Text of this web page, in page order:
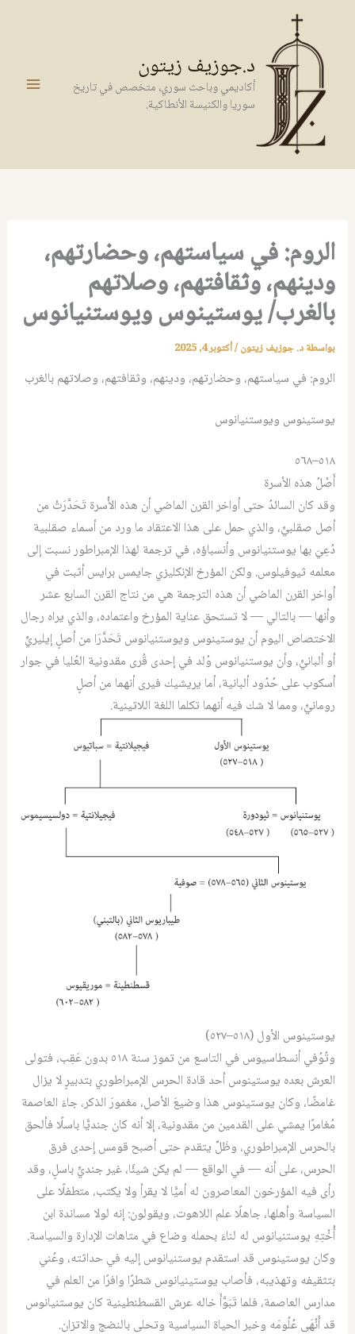
المحتوى
د.جوزيف زيتون
أكاديمي وباحث سوري، متخصص في تاريخ
سوريا والكنيسة الأنطاكية.
الروم: في سياستهم، وحضارتهم،
ودينهم، وثقافتهم، وصلاتهم
بالغرب/ يوستينوس ويوستنيانوس
بواسطةد. جوزيف زيتون/أكتوبر 4, 2025
الروم: في سياستهم، وحضارتهم، ودينهم، وثقافتهم، وصلاتهم بالغرب
يوستينوس ويوستنيانوس
٥١٨–٥٦٨
أَصْلُ هذه الأسرة
وقد كان السائدُ حتى أواخر القرن الماضي أن هذه الأُسرة تَحَدَّرَتْ من
أصل صقلبيٍّ، والذي حمل على هذا الاعتقاد ما ورد من أسماء صقلبية
دُعِيَ بها يوستنيانوس وأنسباؤه، في ترجمة لهذا الإمبراطور نسبت إلى
معلمه ثيوفيلوس. ولكن المؤرخ الإنكليزي جايمس برايس أثبت في
أواخر القرن الماضي أن هذه الترجمة هي من نتاج القرن السابع عشر
وأنها — بالتالي — لا تستحق عناية المؤرخ واعتماده، والذي يراه رجال
الاختصاص اليوم أن يوستينوس ويوستنيانوس تَحَدَّرَا من أصلٍ إيليريٍّ
أو ألبانيٍّ، وأن يوستنيانوس وُلد في إحدى قُرى مقدونية العُليا في جوار
أسكوب على حُدُود ألبانية، أما يريشيك فيرى أنهما من أصلٍ
رومانيٍّ، ومما لا شك فيه أنهما تكلما اللغة اللاتينية.
يوستينوس الأول (٥١٨–٥٢٧)
وتُوُفي أنسطاسيوس في التاسع من تموز سنة ٥١٨ بدون عَقِب، فتولى
العرش بعده يوستينوس أحد قادة الحرس الإمبراطوريبتدبيرٍ لا يزال
غامضًا، وكان يوستينوس هذا وضيعَ الأصل، مغمورَ الذكر، جاءَ العاصمة
مُغامرًا يمشي على القدمين من مقدونية، إلا أنه كان جنديًّا باسلًا فألحق
بالحرس الإمبراطوري، وظَلَّ يتقدم حتى أصبح قومس إحدى فرق
الحرس، على أنه — في الواقع — لم يكن شيئًا، غير جنديٍّ باسلٍ، وقد
رأى فيه المؤرخون المعاصرون له أميًّا لا يقرأ ولا يكتب، متطفلًا على
السياسة وأهلها، جاهلًا علم اللاهوت، ويقولون: إنه لولا مساندة ابن
أُخْتِهِ يوستنيانوس له لناءَ بحمله وضاع في متاهات الإدارة والسياسة.
وكان يوستينوس قد استقدم يوستنيانوس إليه في حداثته، وعُني
بتثقيفه وتهذيبه، فأصاب يوستينيانوس شطرًا وافرًا من العلم في
مدارس العاصمة، فلما تَبَوَّأَ خاله عرش القسطنطينية كان يوستنيانوس
قد أَنْهَى عُلُومَه وخبر الحياة السياسية وتحلى بالنضج والاتزان.